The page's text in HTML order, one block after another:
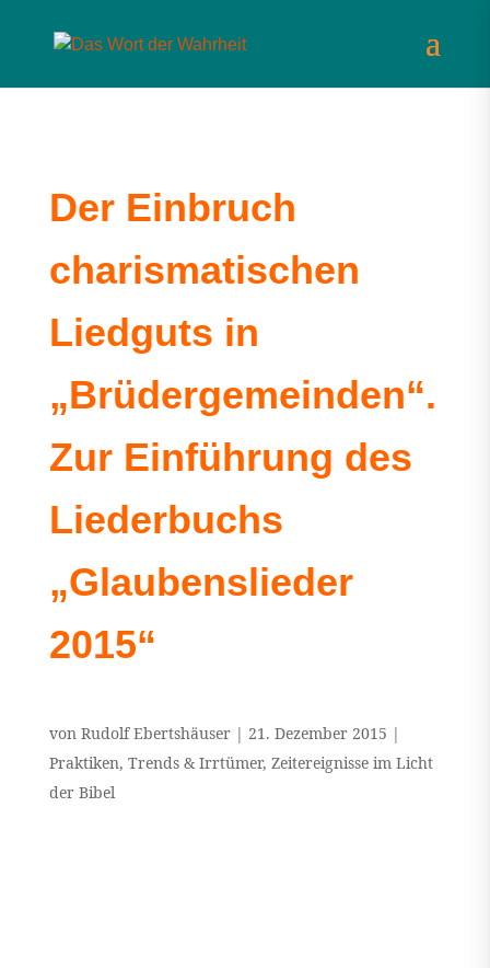
Der Einbruch
charismatischen
Liedguts in
„Brüdergemeinden“.
Zur Einführung des
Liederbuchs
„Glaubenslieder
2015“
von Rudolf Ebertshäuser| 21. Dezember 2015 |
Praktiken, Trends & Irrtümer, Zeitereignisse im Licht
der Bibel